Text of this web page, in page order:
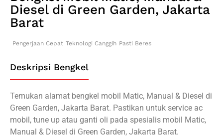
Diesel di Green Garden, Jakarta
Barat
Pengerjaan Cepat Teknologi Canggih Pasti Beres
Deskripsi Bengkel
Temukan alamat bengkel mobil Matic, Manual & Diesel di
Green Garden, Jakarta Barat. Pastikan untuk service ac
mobil, tune up atau ganti oli pada spesialis mobil Matic,
Manual & Diesel di Green Garden, Jakarta Barat.